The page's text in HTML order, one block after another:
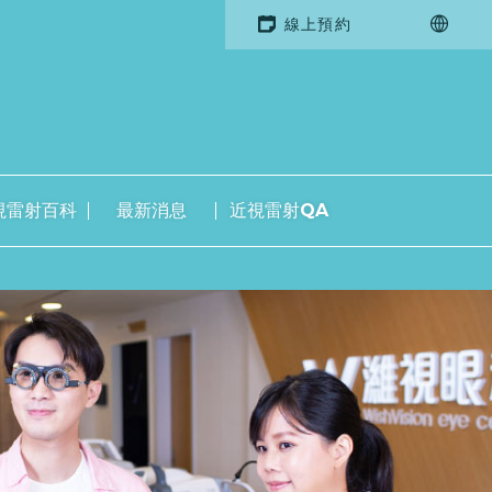
線上預約
雷射百科 最新消息 近視雷射QA